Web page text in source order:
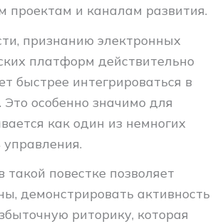
проектам и каналам развития.
признанию электронных
платформ действительно
быстрее интегрироваться в
особенно значимо для
как один из немногих
повестке позволяет
демонстрировать активность
риторику, которая